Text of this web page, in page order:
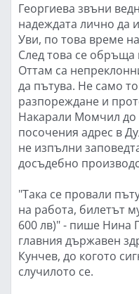
Георгиева звъни
надеждата лично да
Уви, по това време
След това се
Оттам са
да пътува. Не само
разпореждане и
Накарали Момчил до
посочения адрес в
не изпълни
досъдебно
"Така се провали
на работа, билетът
600 лв)" - пише Нина
главния държавен
Кунчев, до когото
случилото се.